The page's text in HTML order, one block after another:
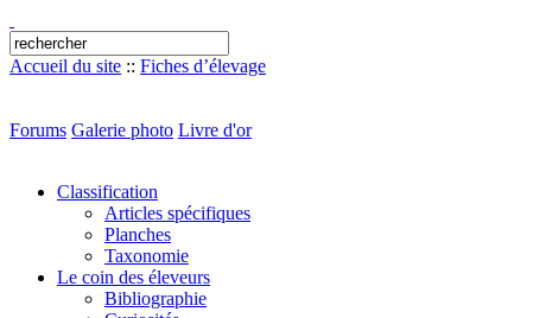
Accueil du site :: Fiches d’élevage
Forums Galerie photo Livre d'or
Classification
Articles spécifiques
Planches
Taxonomie
Le coin des éleveurs
Bibliographie